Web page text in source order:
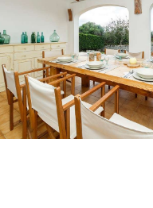
PORTER
CIUTADELLA